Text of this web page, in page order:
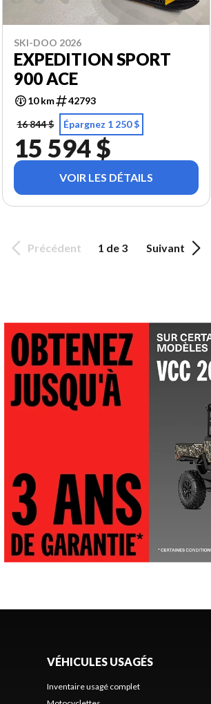
SKI-DOO 2026
EXPEDITION SPORT
900 ACE
10 km
42793
16 844 $
Épargnez 1 250 $
15 594 $
VOIR LES DÉTAILS
Précédent 1 de 3 Suivant
VÉHICULES USAGÉS
Inventaire usagé complet